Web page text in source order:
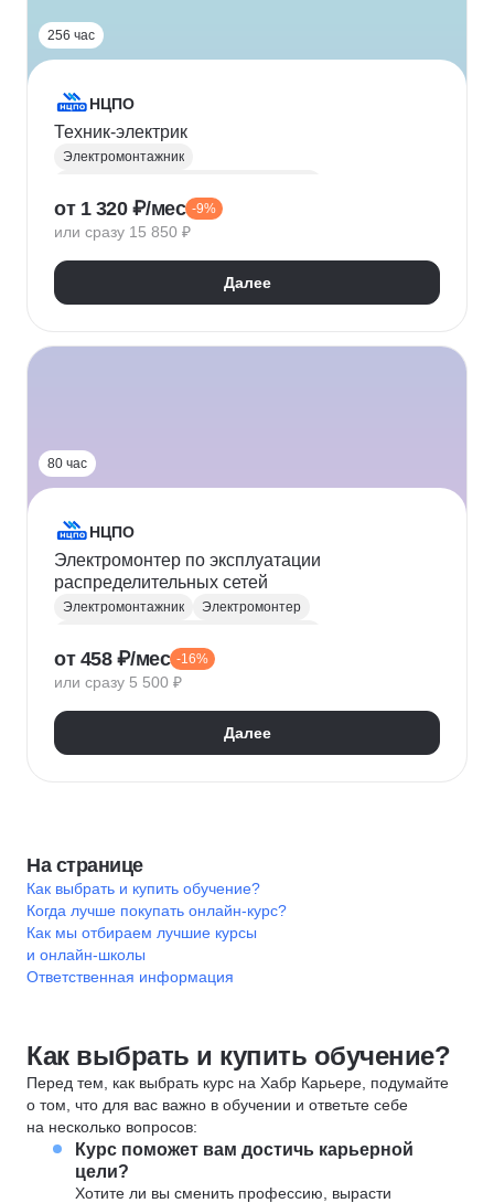
256 час
НЦПО
Техник-электрик
Электромонтажник
Рабочие профессии
Электробезопасность
Электроснабжение
от 1 320 ₽/мес -9%
или сразу 15 850 ₽
Далее
80 час
НЦПО
Электромонтер по эксплуатации
распределительных сетей
Электромонтажник
Электромонтер
Рабочие профессии
Электробезопасность
Электроснабжение
от 458 ₽/мес -16%
или сразу 5 500 ₽
Далее
На странице
Как выбрать и купить обучение?
Когда лучше покупать онлайн-курс?
Как мы отбираем лучшие курсы
и онлайн-школы
Ответственная информация
Как выбрать и купить обучение?
Перед тем, как выбрать курс на Хабр Карьере, подумайте
о том, что для вас важно в обучении и ответьте себе
на несколько вопросов:
Курс поможет вам достичь карьерной
цели?
Хотите ли вы сменить профессию, вырасти